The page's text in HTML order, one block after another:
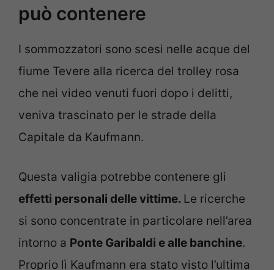
può contenere
I sommozzatori sono scesi nelle acque del
fiume Tevere alla ricerca del trolley rosa
che nei video venuti fuori dopo i delitti,
veniva trascinato per le strade della
Capitale da Kaufmann.
Questa valigia potrebbe contenere gli
effetti personali delle vittime. Le ricerche
si sono concentrate in particolare nell’area
intorno a Ponte Garibaldi e alle banchine.
Proprio lì Kaufmann era stato visto l’ultima